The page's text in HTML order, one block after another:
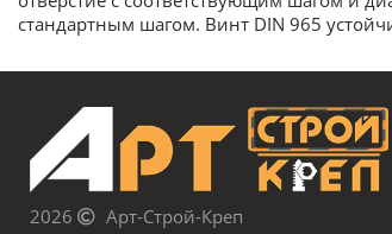
стандартным шагом. Винт DIN 965
2026 Арт-Строй-Креп